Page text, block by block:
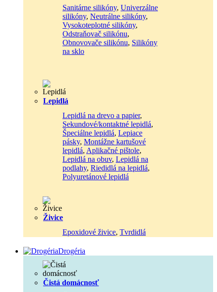
Sanitárne silikóny, Univerzálne
silikóny, Neutrálne silikóny,
Vysokoteplotné silikóny,
Odstraňovač silikónu,
Obnovovače silikónu, Silikóny
na sklo
Lepidlá
Lepidlá na drevo a papier,
Sekundové/kontaktné lepidlá,
Špeciálne lepidlá, Lepiace
pásky, Montážne kartušové
lepidlá, Aplikačné pištole,
Lepidlá na obuv, Lepidlá na
podlahy, Riedidlá na lepidlá,
Polyuretánové lepidlá
Živice
Epoxidové živice, Tvrdidlá
Drogéria
Čistá domácnosť